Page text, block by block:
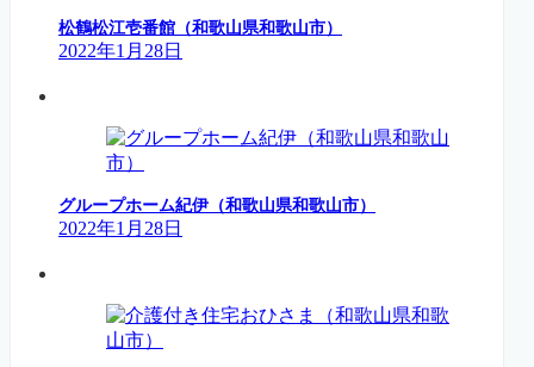
松鶴松江壱番館（和歌山県和歌山市）
2022年1月28日
グループホーム紀伊（和歌山県和歌山市）
2022年1月28日